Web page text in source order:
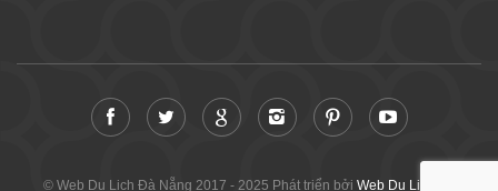
© Web Du Lịch Đà Nẵng 2017 - 2025 Phát triển bởi Web Du Lịch Đà